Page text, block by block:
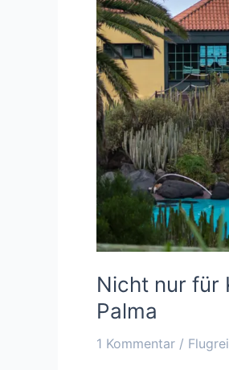
Nicht nur für
Palma
1 Kommentar /
Jorge
auf
La
Palma